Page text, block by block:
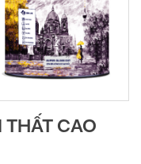
THẤT CAO